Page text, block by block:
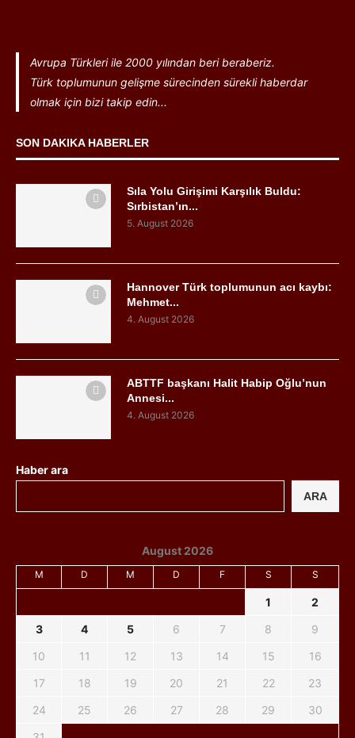
Avrupa Türkleri ile 2000 yılından beri beraberiz.
Türk toplumunun gelişme sürecinden sürekli haberdar
olmak için bizi takip edin...
SON DAKIKA HABERLER
Sıla Yolu Girişimi Karşılık Buldu:
Sırbistan’ın...
5. August 2026
Hannover Türk toplumunun acı kaybı:
Mehmet...
4. August 2026
ABTTF başkanı Halit Habip Oğlu’nun
Annesi...
4. August 2026
Haber ara
ARA
August 2026
M D M D F S S
1
2
3
4 5 6 7 8
9
10
11 12 13 14 15
16
17
18 19 20 21 22
23
24
25 26 27 28 29
30